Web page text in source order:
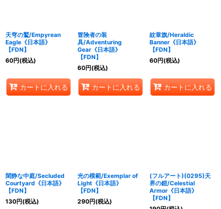
天穹の鷲/Empyrean
Eagle《日本語》
【FDN】
60円(税込)
カートに入れる
冒険者の装
具/Adventuring
Gear《日本語》
【FDN】
60円(税込)
カートに入れる
紋章旗/Heraldic
Banner《日本語》
【FDN】
60円(税込)
カートに入れる
閑静な中庭/Secluded
Courtyard《日本語》
【FDN】
130円(税込)
光の模範/Exemplar of
Light《日本語》
【FDN】
290円(税込)
(フルアート)(0295)天
界の鎧/Celestial
Armor《日本語》
【FDN】